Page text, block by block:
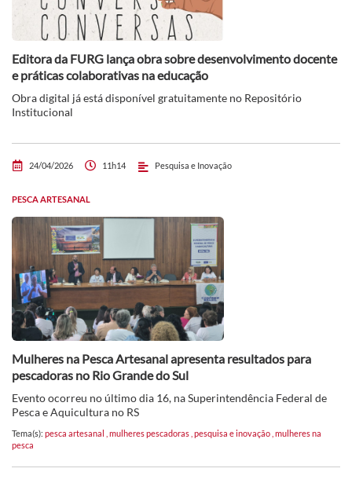
Editora da FURG lança obra sobre desenvolvimento docente
e práticas colaborativas na educação
Obra digital já está disponível gratuitamente no Repositório
Institucional
24/04/2026 11h14 Pesquisa e Inovação
PESCA ARTESANAL
Mulheres na Pesca Artesanal apresenta resultados para
pescadoras no Rio Grande do Sul
Evento ocorreu no último dia 16, na Superintendência Federal de
Pesca e Aquicultura no RS
Tema(s): pesca artesanal mulheres pescadoras pesquisa e inovação mulheres na
pesca